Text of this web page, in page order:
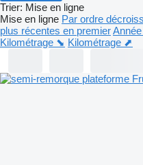
Trier: Mise en ligne
Mise en ligne Par ordre
plus récentes en premier
Kilométrage ⬊ Kilométrage ⬈